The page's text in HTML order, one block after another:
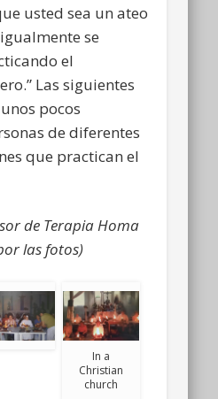
usted sea un ateo
se
el
Las siguientes
pocos
de diferentes
que practican el
de Terapia Homa
las fotos)
In a
Christian
church